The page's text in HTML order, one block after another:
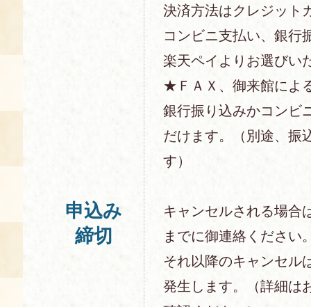
申込み
締切
決済方法はクレジット
コンビニ支払い、銀行
楽天ペイよりお選びい
★ＦＡＸ、御来館によ
銀行振り込みかコンビ
だけます。（別途、振
す）
キャンセルされる場合
までに御連絡ください
それ以降のキャンセル
発生します。（詳細は